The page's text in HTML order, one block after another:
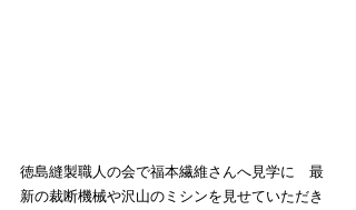
徳島縫製職人の会で福本繊維さんへ見学に　最
新の裁断機械や沢山のミシンを見せていただき